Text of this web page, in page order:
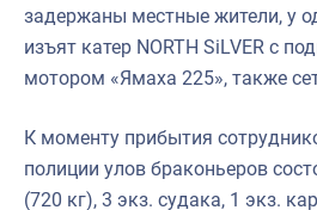
задержаны местные жители, у
изъят катер NORTH SiLVER с
мотором «Ямаха 225», также
К моменту прибытия
полиции улов браконьеров
(720 кг), 3 экз. судака, 1 экз.